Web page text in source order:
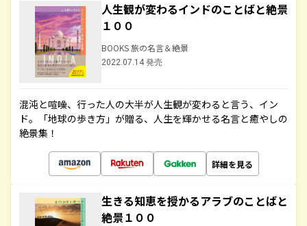
人生観が変わるインドのことばと絶景
１００
BOOKS 旅の名言＆絶景
2022.07.14 発売
混沌と喧噪、行った人の大半が人生観が変わると言う、イン
ド。「地球の歩き方」が贈る、人生を輝かせる名言と癒やしの
絶景集！
詳細を見る
生きる知恵を授かるアラブのことばと
絶景１００